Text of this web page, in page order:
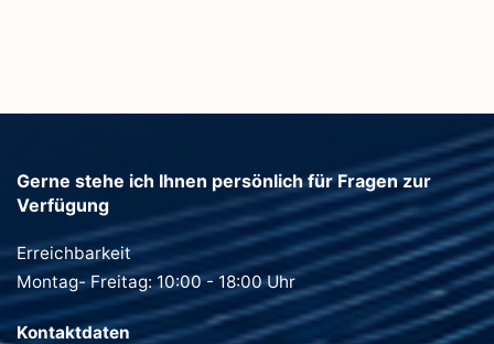
Gerne stehe ich Ihnen persönlich für Fragen zur
Verfügung
Erreichbarkeit
Montag- Freitag: 10:00 - 18:00 Uhr
Kontaktdaten